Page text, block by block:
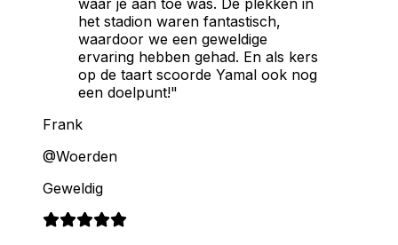
waar je aan toe was. De plekken in
het stadion waren fantastisch,
waardoor we een geweldige
ervaring hebben gehad. En als kers
op de taart scoorde Yamal ook nog
een doelpunt!"
Frank
@Woerden
Geweldig